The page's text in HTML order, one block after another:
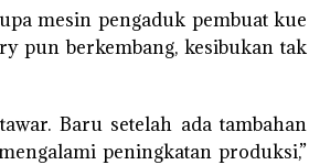
mesin pengaduk pembuat kue
pun berkembang, kesibukan tak
Baru setelah ada tambahan
peningkatan produksi,”